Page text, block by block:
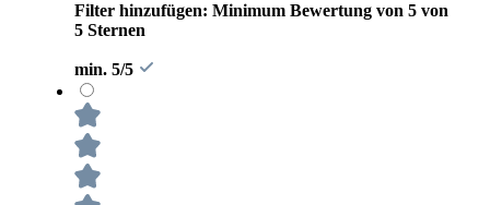
Filter hinzufügen: Minimum Bewertung von 5 von
5 Sternen
min. 5/5